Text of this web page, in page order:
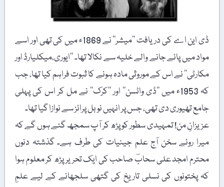
ڈی این اے کی دریافت ’’میشر‘‘ نے 1869ء میں کی تھی اور اسے
مواد میں پائے جانے والے خلیہ سے نکالا تھا۔ ’’ایوری،میکلیارڈ اور
مکارٹی‘‘ نے اس کے موروثی مادہ ہونے کا ثبوت فراہم کیا تھا، جب
کہ 1953ء میں ’’ڈی واٹسن‘‘ اور ’’کرک‘‘ نے مل کر اس کی پہلی
جامع تھیوری دی تھی، جس پر انہیں نوبل پرائز سے نوازا گیا تھا۔
عزیزانِ من! تمہیدی سطور کو پڑھ کر آپ سمجھ گئے ہوں گے کہ
میرا روئے سخن آج علم جینیات کی طرف ہے۔ گذشتہ دنوں
محترم امجد علی سحابؔ صاحب کی ایک تحریر پڑھ کر معلوم ہوا
کہ پختونوں کی نسلی تاریخ کی گتھی سلجھانے کے لیے علمِ